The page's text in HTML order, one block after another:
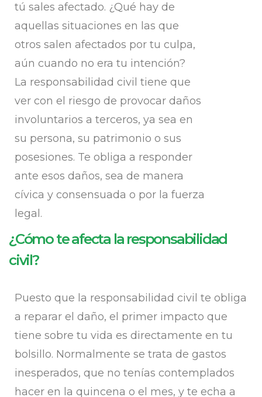
tú sales afectado. ¿Qué hay de
aquellas situaciones en las que
otros salen afectados por tu culpa,
aún cuando no era tu intención?
La responsabilidad civil tiene que
ver con el riesgo de provocar daños
involuntarios a terceros, ya sea en
su persona, su patrimonio o sus
posesiones. Te obliga a responder
ante esos daños, sea de manera
cívica y consensuada o por la fuerza
legal.
¿Cómo te afecta la responsabilidad
civil?
Puesto que la responsabilidad civil te obliga
a reparar el daño, el primer impacto que
tiene sobre tu vida es directamente en tu
bolsillo. Normalmente se trata de gastos
inesperados, que no tenías contemplados
hacer en la quincena o el mes, y te echa a